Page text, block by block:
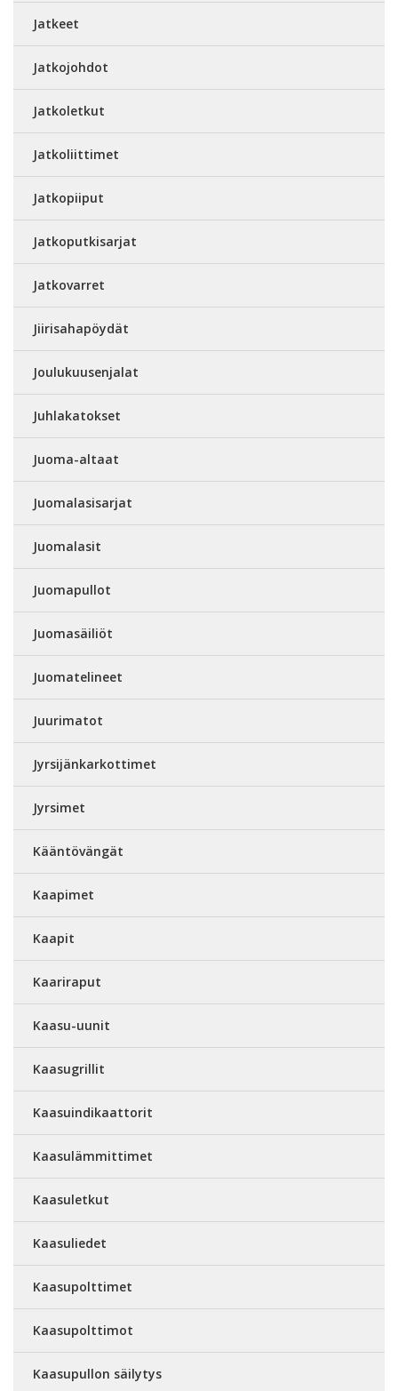
Jatkeet
Jatkojohdot
Jatkoletkut
Jatkoliittimet
Jatkopiiput
Jatkoputkisarjat
Jatkovarret
Jiirisahapöydät
Joulukuusenjalat
Juhlakatokset
Juoma-altaat
Juomalasisarjat
Juomalasit
Juomapullot
Juomasäiliöt
Juomatelineet
Juurimatot
Jyrsijänkarkottimet
Jyrsimet
Kääntövängät
Kaapimet
Kaapit
Kaariraput
Kaasu-uunit
Kaasugrillit
Kaasuindikaattorit
Kaasulämmittimet
Kaasuletkut
Kaasuliedet
Kaasupolttimet
Kaasupolttimot
Kaasupullon säilytys